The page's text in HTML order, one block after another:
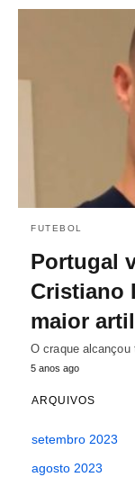
FUTEBOL
Portugal
Cristiano
maior
O craque alcançou
5 anos ago
ARQUIVOS
setembro 2023
agosto 2023